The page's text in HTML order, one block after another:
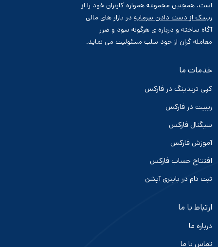
است. همچنین مجموعه همواره کاربران خود را از
ریسک از دست دادن سرمایه در بازار های مالی
آگاه ساخته و درباره ی هرگونه سود و ضرر
معامله گران از خود سلب مسئولیت می نماید.
خدمات ما
کپی تریدینگ در فارکس
ریبیت در فارکس
سیگنال فارکس
آموزش فارکس
افتتاح حساب فارکس
ثبت نام در باینری آپشن
ارتباط با ما
درباره ما
تماس با ما